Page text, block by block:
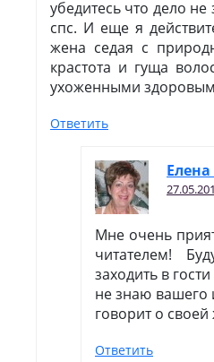
убедитесь что дело
спс. И еще я
жена седая с
крастота и гуща
ухоженными
Ответить
Мне очень
читателем!
заходить в
не знаю вашего
говорит о своей
Ответить